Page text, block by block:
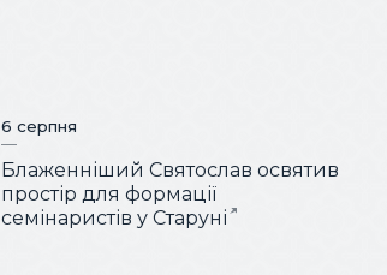
6 серпня
Блаженніший Святослав освятив
простір для формації
семінаристів у Старуні